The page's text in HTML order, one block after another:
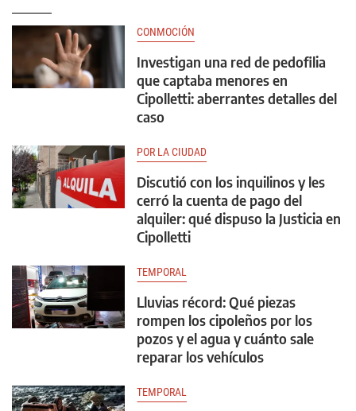
CONMOCIÓN
Investigan una red de pedofilia
que captaba menores en
Cipolletti: aberrantes detalles del
caso
POR LA CIUDAD
Discutió con los inquilinos y les
cerró la cuenta de pago del
alquiler: qué dispuso la Justicia en
Cipolletti
TEMPORAL
Lluvias récord: Qué piezas
rompen los cipoleños por los
pozos y el agua y cuánto sale
reparar los vehículos
TEMPORAL